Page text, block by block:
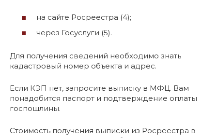
на сайте Росреестра (4);
через Госуслуги (5).
Для получения сведений необходимо знать
кадастровый номер объекта и адрес.
Если КЭП нет, запросите выписку в МФЦ. Вам
понадобится паспорт и подтверждение оплаты
госпошлины.
Стоимость получения выписки из Росреестра в